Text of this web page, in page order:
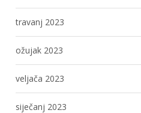
travanj 2023
ožujak 2023
veljača 2023
siječanj 2023